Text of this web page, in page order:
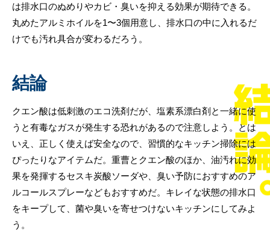
は排水口のぬめりやカビ・臭いを抑える効果が期待できる。
丸めたアルミホイルを1〜3個用意し、排水口の中に入れるだ
けでも汚れ具合が変わるだろう。
結論
クエン酸は低刺激のエコ洗剤だが、塩素系漂白剤と一緒に使
うと有毒なガスが発生する恐れがあるので注意しよう。とは
いえ、正しく使えば安全なので、習慣的なキッチン掃除には
ぴったりなアイテムだ。重曹とクエン酸のほか、油汚れに効
果を発揮するセスキ炭酸ソーダや、臭い予防におすすめのア
ルコールスプレーなどもおすすめだ。キレイな状態の排水口
をキープして、菌や臭いを寄せつけないキッチンにしてみよ
う。